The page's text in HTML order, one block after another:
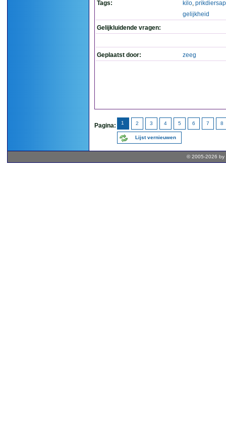
Tags:
kilo, prikdiersap
gelijkheid
Gelijkluidende vragen:
Geplaatst door: zeeg
Pagina: 1 2 3 4 5 6 7 8
Lijst vernieuwen
© 2005-2026 by